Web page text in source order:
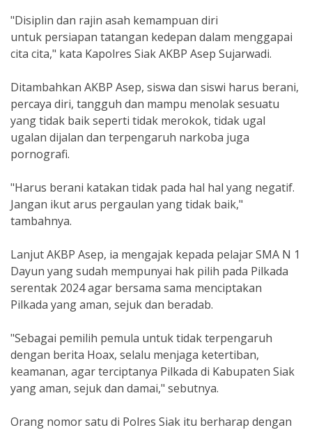
"Disiplin dan rajin asah kemampuan diri
untuk persiapan tatangan kedepan dalam menggapai
cita cita," kata Kapolres Siak AKBP Asep Sujarwadi.
Ditambahkan AKBP Asep, siswa dan siswi harus berani,
percaya diri, tangguh dan mampu menolak sesuatu
yang tidak baik seperti tidak merokok, tidak ugal
ugalan dijalan dan terpengaruh narkoba juga
pornografi.
"Harus berani katakan tidak pada hal hal yang negatif.
Jangan ikut arus pergaulan yang tidak baik,"
tambahnya.
Lanjut AKBP Asep, ia mengajak kepada pelajar SMA N 1
Dayun yang sudah mempunyai hak pilih pada Pilkada
serentak 2024 agar bersama sama menciptakan
Pilkada yang aman, sejuk dan beradab.
"Sebagai pemilih pemula untuk tidak terpengaruh
dengan berita Hoax, selalu menjaga ketertiban,
keamanan, agar terciptanya Pilkada di Kabupaten Siak
yang aman, sejuk dan damai," sebutnya.
Orang nomor satu di Polres Siak itu berharap dengan